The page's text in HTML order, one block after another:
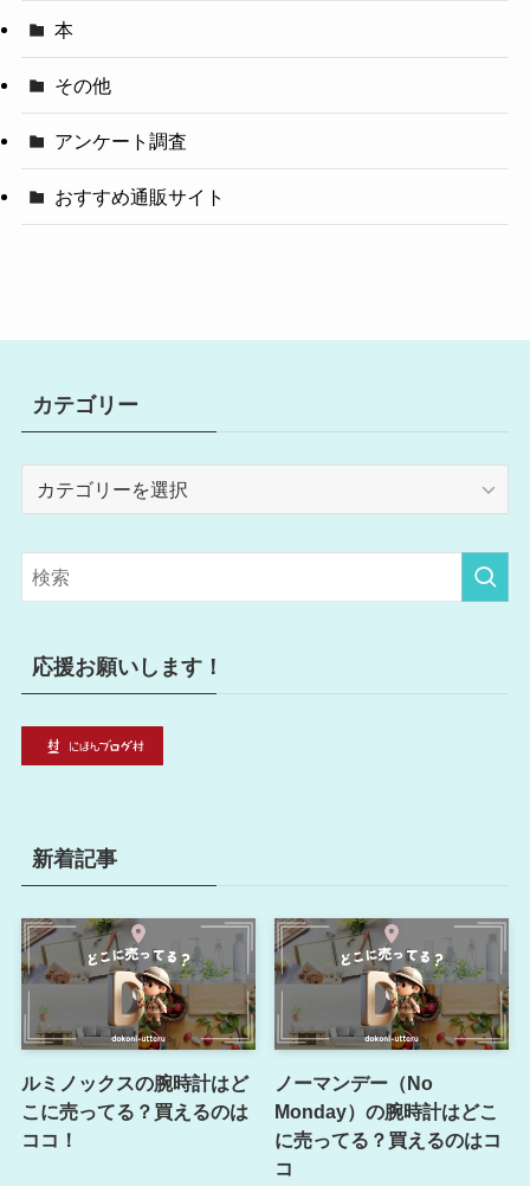
本
その他
アンケート調査
おすすめ通販サイト
カテゴリー
リ
ー
応援お願いします！
新着記事
ルミノックスの腕時計はど
こに売ってる？買えるのは
ココ！
ノーマンデー（No
Monday）の腕時計はどこ
に売ってる？買えるのはコ
コ